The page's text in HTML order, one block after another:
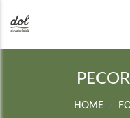
HOME